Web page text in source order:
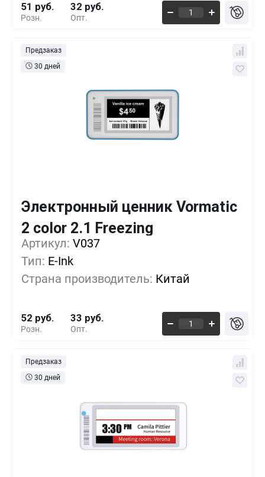
Розн.
51 руб.
Опт.
32 руб.
Предзаказ
30 дней
Электронный ценник Vormatic
2 color 2.1 Freezing
Артикул: V037
Тип: E-Ink
Страна производитель: Китай
Розн.
52 руб.
Опт.
33 руб.
1+ 0%
500+
1000+ -30%
Предзаказ
30 дней